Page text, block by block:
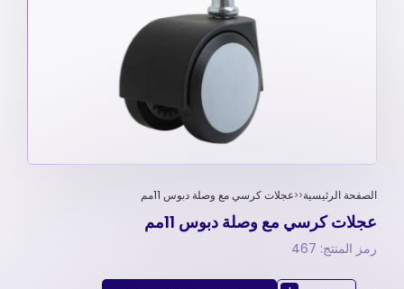
الصفحة الرئيسية عجلات كرسي مع وصلة دبوس 11مم
عجلات كرسي مع وصلة دبوس 11مم
رمز المنتج: 467